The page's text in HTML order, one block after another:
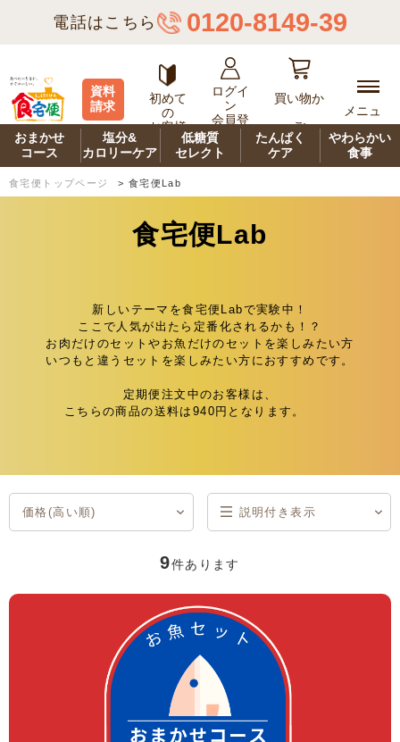
電話はこちら 0120-8149-39
資料
請求
初めて
の
お客様
ログイ
ン
会員登
買い物か
ご
メニュ
ー
おまかせ
コース
塩分&
カロリーケア
低糖質
セレクト
たんぱく
ケア
やわらかい
食事
食宅便トップページ > 食宅便Lab
食宅便Lab
新しいテーマを食宅便Labで実験中！
ここで人気が出たら定番化されるかも！？
お肉だけのセットやお魚だけのセットを楽しみたい方
いつもと違うセットを楽しみたい方におすすめです。
定期便注文中のお客様は、
こちらの商品の送料は940円となります。
価格(高い順) 説明付き表示
9件あります